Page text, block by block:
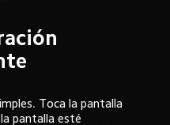
Toca la pantalla
pantalla esté